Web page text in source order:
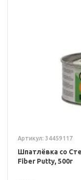
Артикул: 34459117
Шпатлёвка со
Fiber Putty, 500г